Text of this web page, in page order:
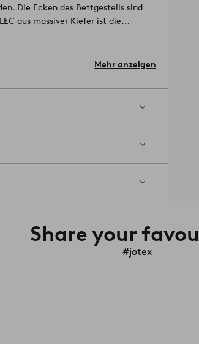
Die Ecken des Bettgestells sind
aus massiver Kiefer ist die
den Seiten sorgen für eine gute
dem Bett zirkulieren kann. Auf
legen. Matratze separat
Matratzengröße: Breite 180 cm,
Mehr anzeigen
Share your
#jotex